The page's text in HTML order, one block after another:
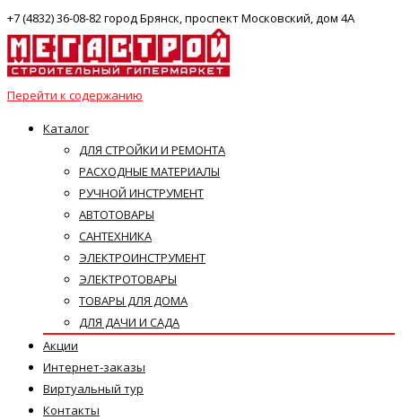
+7 (4832) 36-08-82 город Брянск, проспект Московский, дом 4А
Перейти к содержанию
Каталог
ДЛЯ СТРОЙКИ И РЕМОНТА
РАСХОДНЫЕ МАТЕРИАЛЫ
РУЧНОЙ ИНСТРУМЕНТ
АВТОТОВАРЫ
САНТЕХНИКА
ЭЛЕКТРОИНСТРУМЕНТ
ЭЛЕКТРОТОВАРЫ
ТОВАРЫ ДЛЯ ДОМА
ДЛЯ ДАЧИ И САДА
Акции
Интернет-заказы
Виртуальный тур
Контакты